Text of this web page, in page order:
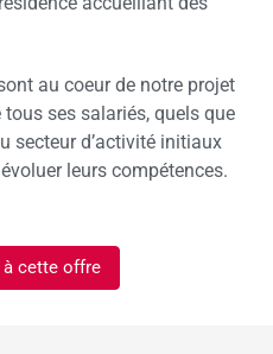
au coeur de notre projet
ses salariés, quels que
secteur d’activité initiaux
leurs compétences.
cette offre